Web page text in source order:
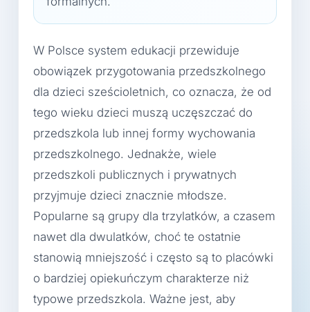
W Polsce system edukacji przewiduje
obowiązek przygotowania przedszkolnego
dla dzieci sześcioletnich, co oznacza, że od
tego wieku dzieci muszą uczęszczać do
przedszkola lub innej formy wychowania
przedszkolnego. Jednakże, wiele
przedszkoli publicznych i prywatnych
przyjmuje dzieci znacznie młodsze.
Popularne są grupy dla trzylatków, a czasem
nawet dla dwulatków, choć te ostatnie
stanowią mniejszość i często są to placówki
o bardziej opiekuńczym charakterze niż
typowe przedszkola. Ważne jest, aby